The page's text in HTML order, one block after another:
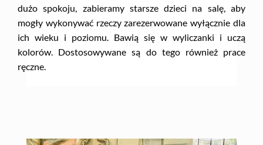
dużo spokoju, zabieramy starsze dzieci na salę, aby
mogły wykonywać rzeczy zarezerwowane wyłącznie dla
ich wieku i poziomu. Bawią się w wyliczanki i uczą
kolorów. Dostosowywane są do tego również prace
ręczne.